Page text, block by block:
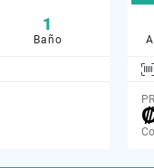
1
Baño